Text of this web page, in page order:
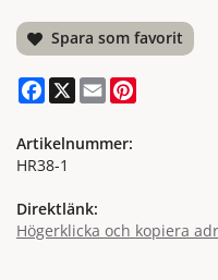
Spara som favorit
Facebook
X Email
Artikelnummer:
HR38-1
Direktlänk:
Högerklicka och kopiera